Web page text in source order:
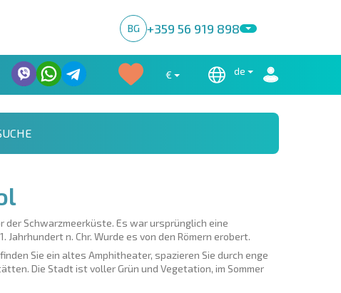
BG +359 56 919 898
€ de
Schwarzmeerküste. Es war ursprünglich eine
Jahrhundert n. Chr. Wurde es von den Römern erobert.
Sie ein altes Amphitheater, spazieren Sie durch enge
Die Stadt ist voller Grün und Vegetation, im Sommer